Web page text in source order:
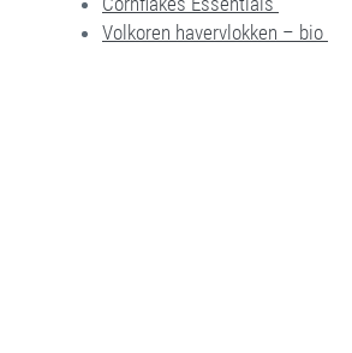
Volkoren havervlokken – bio